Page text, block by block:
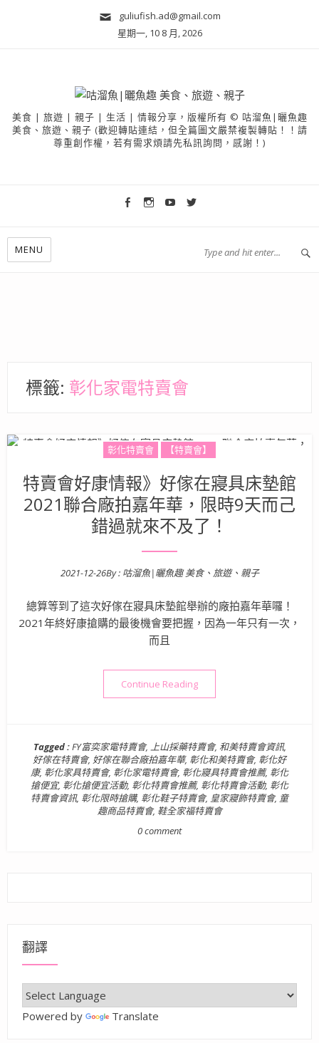
guliufish.ad@gmail.com
星期一, 10 8 月, 2026
美食 | 旅遊 | 親子 | 生活 | 情報分享，版權所有 © 咕溜魚|曬魚趣
美食、旅遊、親子 (歡迎轉貼連結，但全篇圖文嚴禁複製轉貼！！請
尊重創作權，若有需求煩請先私訊詢問，感謝！)
MENU
標籤: 彰化家電特賣會
彰化特賣會 【特賣會】
特賣會好康情報》好傢在寢具床墊館
2021聯合廠拍嘉年華，限時9天而己
錯過就來不及了！
Posted on
2021-12-26By : 咕溜魚|曬魚趣 美食、旅遊、親子
總算等到了這次好傢在寢具床墊館舉辦的廠拍嘉年華囉！
2021年終好康搶購的最後機會要把握，因為一年只有一次，
而且
Continue Reading“特賣會好康情報》好傢在寢
Tagged :FY富奕家電特賣會, 上山採藥特賣會, 和美特賣會資訊,
好傢在特賣會, 好傢在聯合廠拍嘉年華, 彰化和美特賣會, 彰化好
康, 彰化家具特賣會, 彰化家電特賣會, 彰化寢具特賣會推薦, 彰化
搶便宜, 彰化搶便宜活動, 彰化特賣會推薦, 彰化特賣會活動, 彰化
特賣會資訊, 彰化限時搶購, 彰化鞋子特賣會, 皇家寢飾特賣會, 童
趣商品特賣會, 鞋全家福特賣會
0 comment
翻譯
Powered by Translate